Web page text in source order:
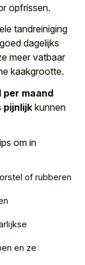
opfrissen.
tandreiniging
dagelijks
meer vatbaar
kaakgrootte.
per maand
pijnlijk kunnen
om in
of rubberen
en ze